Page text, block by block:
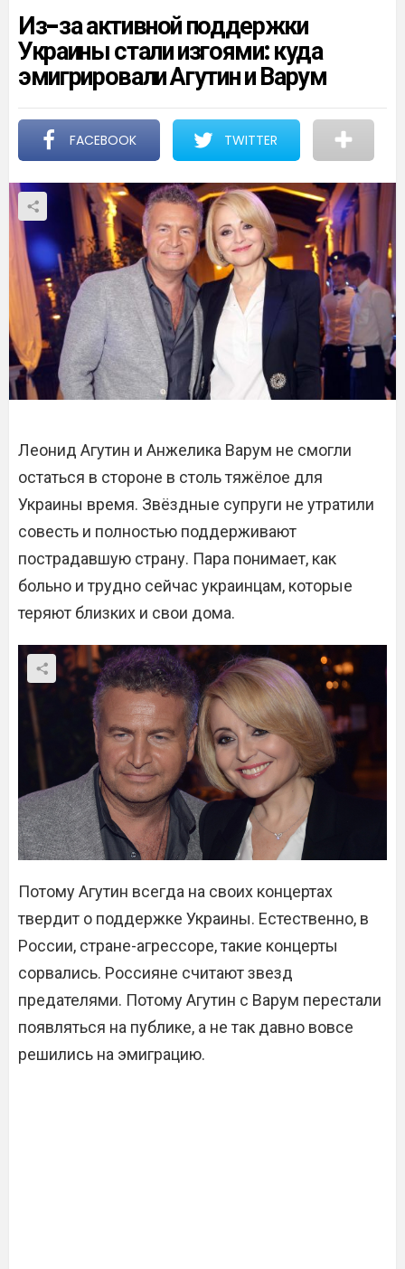
Из-за активной поддержки
Украины стали изгоями: куда
эмигрировали Агутин и Варум
FACEBOOK TWITTER
Леонид Агутин и Анжелика Варум не смогли
остаться в стороне в столь тяжёлое для
Украины время. Звёздные супруги не утратили
совесть и полностью поддерживают
пострадавшую страну. Пара понимает, как
больно и трудно сейчас украинцам, которые
теряют близких и свои дома.
Потому Агутин всегда на своих концертах
твердит о поддержке Украины. Естественно, в
России, стране-агрессоре, такие концерты
сорвались. Россияне считают звезд
предателями. Потому Агутин с Варум перестали
появляться на публике, а не так давно вовсе
решились на эмиграцию.